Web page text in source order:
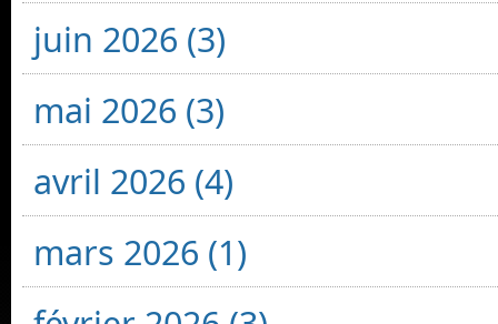
juin 2026 (3)
mai 2026 (3)
avril 2026 (4)
mars 2026 (1)